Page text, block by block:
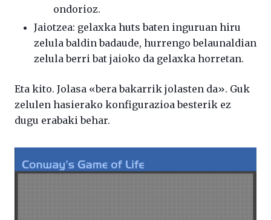
ondorioz.
Jaiotzea: gelaxka huts baten inguruan hiru
zelula baldin badaude, hurrengo belaunaldian
zelula berri bat jaioko da gelaxka horretan.
Eta kito. Jolasa «bera bakarrik jolasten da». Guk
zelulen hasierako konfigurazioa besterik ez
dugu erabaki behar.